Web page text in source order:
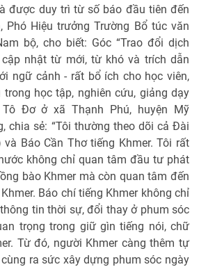
được duy trì từ số báo đầu tiên đến
Phó Hiệu trưởng Trường Bổ túc văn
bộ, cho biết: Góc “Trao đổi dịch
nhật từ mới, từ khó và trích dẫn
ngữ cảnh - rất bổ ích cho học viên,
học tập, nghiên cứu, giảng dạy
Tô Đơ ở xã Thạnh Phú, huyện Mỹ
chia sẻ: “Tôi thường theo dõi cả Đài
và Báo Cần Thơ tiếng Khmer. Tôi rất
không chỉ quan tâm đầu tư phát
bào Khmer mà còn quan tâm đến
Báo chí tiếng Khmer không chỉ
tin thời sự, đổi thay ở phum sóc
trọng trong giữ gìn tiếng nói, chữ
Từ đó, người Khmer càng thêm tự
ra sức xây dựng phum sóc ngày